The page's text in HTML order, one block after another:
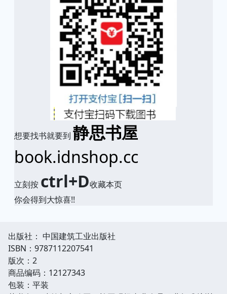
想要找书就要到 静思书屋
book.idnshop.cc
立刻按 ctrl+D收藏本页
你会得到大惊喜!!
出版社： 中国建筑工业出版社
ISBN：9787112207541
版次：2
商品编码：12127343
包装：平装